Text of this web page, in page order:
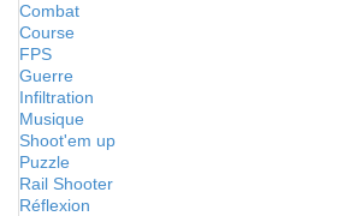
Combat
Course
FPS
Guerre
Infiltration
Musique
Shoot'em up
Puzzle
Rail Shooter
Réflexion